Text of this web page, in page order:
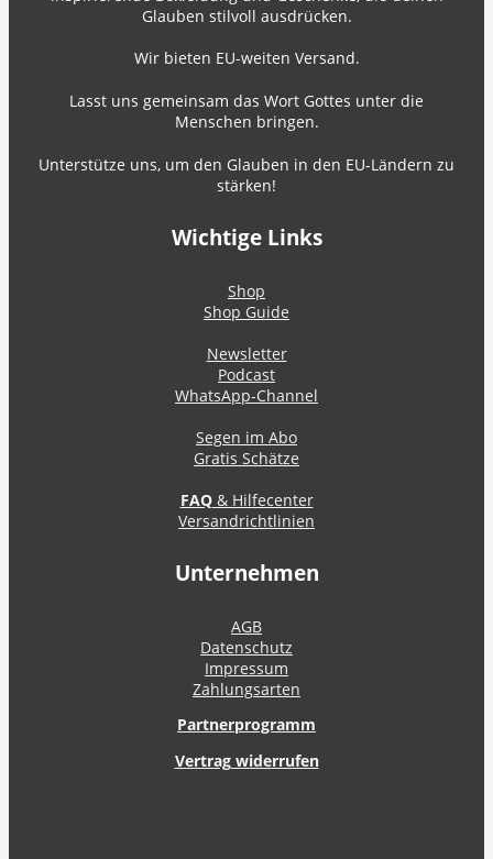
Glauben stilvoll ausdrücken.
Wir bieten EU-weiten Versand.
Lasst uns gemeinsam das Wort Gottes unter die
Menschen bringen.
Unterstütze uns, um den Glauben in den EU-Ländern zu
stärken!
Wichtige Links
Shop
Shop Guide
Newsletter
Podcast
WhatsApp-Channel
Segen im Abo
Gratis Schätze
FAQ& Hilfecenter
Versandrichtlinien
Unternehmen
AGB
Datenschutz
Impressum
Zahlungsarten
Partnerprogramm
Vertrag widerrufen